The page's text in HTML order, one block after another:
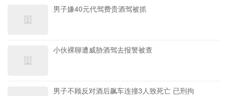
男子嫌40元代驾费贵酒驾被抓
小伙裸聊遭威胁酒驾去报警被查
男子不顾反对酒后飙车连撞3人致死亡 已刑拘